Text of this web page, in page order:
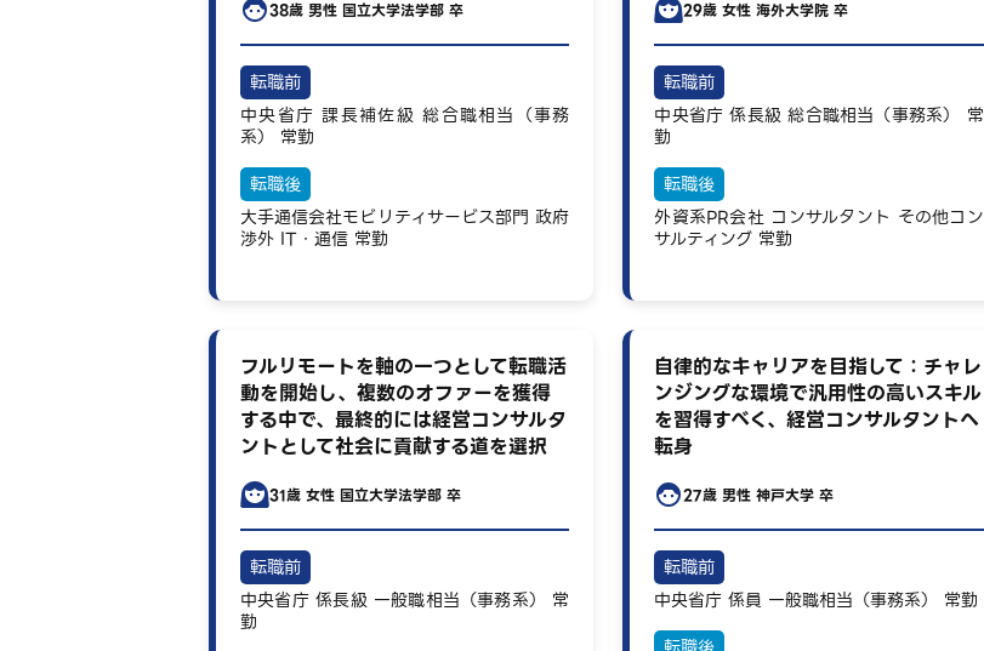
38歳 男性 国立大学法学部 卒
転職前
中央省庁 課長補佐級 総合職相当（事務
系）
常勤
転職後
大手通信会社モビリティサービス部門 政府
渉外 IT・通信 常勤
29歳 女性 海外大学院 卒
転職前
中央省庁 係長級 総合職相当（事務系）
常
勤
転職後
外資系PR会社 コンサルタント その他コン
サルティング 常勤
フルリモートを軸の一つとして転職活
動を開始し、複数のオファーを獲得
する中で、最終的には経営コンサルタ
ントとして社会に貢献する道を選択
31歳 女性 国立大学法学部 卒
転職前
中央省庁 係長級 一般職相当（事務系）
常
勤
自律的なキャリアを目指して：チャレ
ンジングな環境で汎用性の高いスキル
を習得すべく、経営コンサルタントへ
転身
27歳 男性 神戸大学 卒
転職前
中央省庁 係員 一般職相当（事務系） 常勤